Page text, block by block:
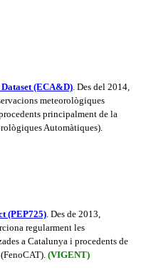
(ECA&D). Des del 2014,
meteorològiques
principalment de la
Automàtiques).
(PEP725). Des de 2013,
regularment les
a Catalunya i procedents de
(VIGENT)